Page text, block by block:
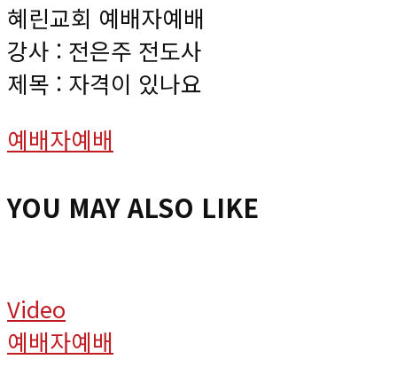
혜린교회 예배자예배
강사 : 전은주 전도사
제목 : 자격이 있나요
예배자예배
YOU MAY ALSO LIKE
Video
예배자예배